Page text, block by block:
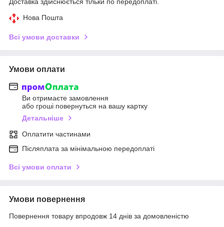
Нова Пошта
Всі умови доставки
Умови оплати
Ви отримаєте замовлення
або гроші повернуться на вашу картку
Детальніше
Оплатити частинами
Післяплата за мінімальною передоплаті
Всі умови оплати
Умови повернення
Повернення товару впродовж 14 днів за домовленістю